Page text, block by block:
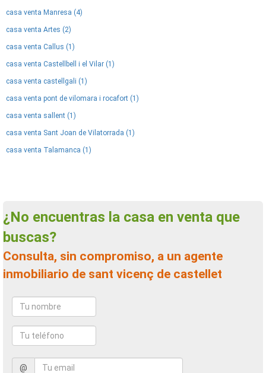
casa venta Manresa (4)
casa venta Artes (2)
casa venta Callus (1)
casa venta Castellbell i el Vilar (1)
casa venta castellgali (1)
casa venta pont de vilomara i rocafort (1)
casa venta sallent (1)
casa venta Sant Joan de Vilatorrada (1)
casa venta Talamanca (1)
¿No encuentras la casa en venta que
buscas?
Consulta, sin compromiso, a un agente
inmobiliario de sant vicenç de castellet
@